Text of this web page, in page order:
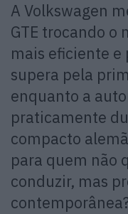
A Volkswagen
GTE trocando o
mais eficiente e
supera pela
enquanto a
praticamente
compacto
para quem não
conduzir, mas